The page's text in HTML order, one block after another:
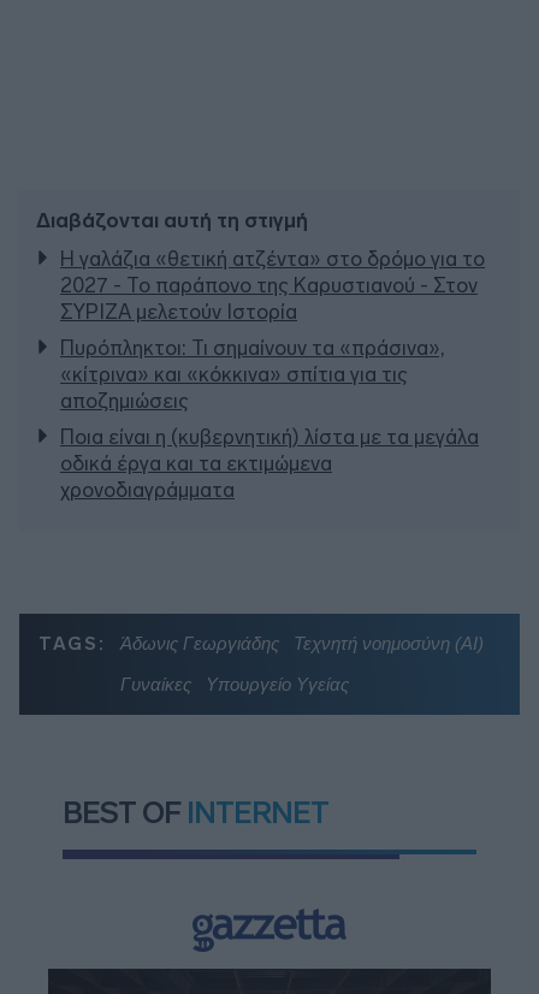
Διαβάζονται αυτή τη στιγμή
Η γαλάζια «θετική ατζέντα» στο δρόμο για το
2027 - Το παράπονο της Καρυστιανού - Στον
ΣΥΡΙΖΑ μελετούν Ιστορία
Πυρόπληκτοι: Τι σημαίνουν τα «πράσινα»,
«κίτρινα» και «κόκκινα» σπίτια για τις
αποζημιώσεις
Ποια είναι η (κυβερνητική) λίστα με τα μεγάλα
οδικά έργα και τα εκτιμώμενα
χρονοδιαγράμματα
TAGS: Άδωνις Γεωργιάδης
Τεχνητή νοημοσύνη (ΑΙ)
Γυναίκες
Υπουργείο Υγείας
BEST OF INTERNET